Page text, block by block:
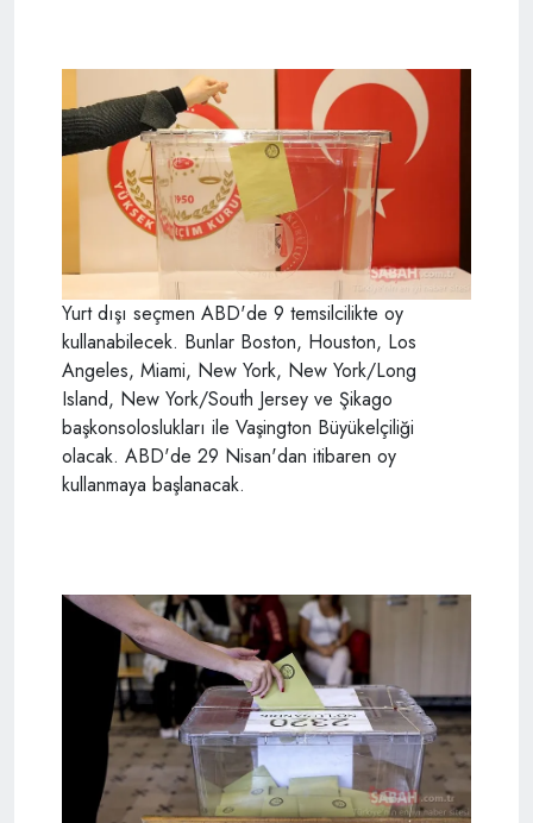
Yurt dışı seçmen ABD'de 9 temsilcilikte oy
kullanabilecek. Bunlar Boston, Houston, Los
Angeles, Miami, New York, New York/Long
Island, New York/South Jersey ve Şikago
başkonsoloslukları ile Vaşington Büyükelçiliği
olacak. ABD'de 29 Nisan'dan itibaren oy
kullanmaya başlanacak.